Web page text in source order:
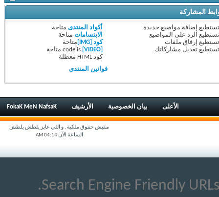
المشاركة
إضافة مواضيع جديدة
الرد على المواضيع
إرفاق ملفات
تعديل مشاركاتك
أكواد المنتدى متاحة
الابتسامات متاحة
كود [IMG]
متاحة
code is
متاحة
كود HTML
معطلة
قوانين المنتدى
FokaK MeN NafsaK الأرشيف بيان الخصوصية الأعلى
مفيش حقوق ملكية , و اللي عايز يلطش يلطش
الساعة الآن04:14 AM
Search Engine Friendly